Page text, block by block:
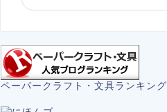
ペーパークラフト・文具ランキング